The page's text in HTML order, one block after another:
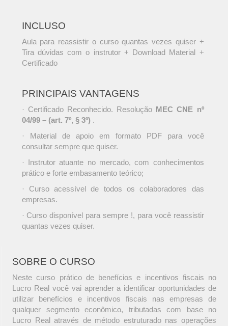
INCLUSO
Aula para reassistir o curso quantas vezes quiser +
Tira dúvidas com o instrutor + Download Material +
Certificado
PRINCIPAIS VANTAGENS
· Certificado Reconhecido. Resolução MEC CNE nº
04/99 – (art. 7º, § 3º) .
· Material de apoio em formato PDF para você
consultar sempre que quiser.
· Instrutor atuante no mercado, com conhecimentos
prático e forte embasamento teórico;
· Curso acessível de todos os colaboradores das
empresas.
· Curso disponível para sempre !, para você reassistir
quantas vezes quiser.
SOBRE O CURSO
Neste curso prático de benefícios e incentivos fiscais no
Lucro Real você vai aprender a identificar oportunidades de
utilizar benefícios e incentivos fiscais nas empresas de
qualquer segmento econômico, tributadas com base no
Lucro Real através de método estruturado nas operações